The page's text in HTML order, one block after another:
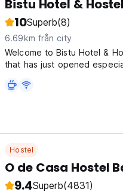
Bistu Hotel & Hostel
10Superb(8)
6.69km från city
Welcome to Bistu Hotel &
that has just opened
kitchen and all the
Hostel
O de Casa Hostel
9.4Superb(4831)